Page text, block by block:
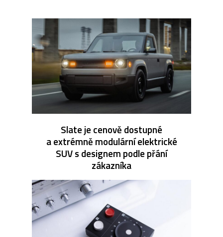
Slate je cenově dostupné
a extrémně modulární elektrické
SUV s designem podle přání
zákazníka